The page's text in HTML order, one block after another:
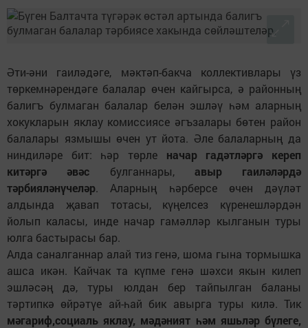
Әти-әни гаиләдәге, мәктәп-бакча коллективлары үз
төркемнәрендәге балалар өчен кайгырса, ә районның
балигъ булмаган балалар белән эшләү һәм аларның
хокукларын яклау комиссиясе әгъзалары бөтен район
балалары язмышы өчен ут йота. Әле балаларның да
ниндиләре бит: һәр төрле начар гадәтләргә кереп
китәргә әвәс булганнары, авыр гаиләләрдә
тәрбияләнүчеләр. Аларның һәрберсе өчен дәүләт
алдында җавап тотасы, күңелсез күренешләрдән
йолып каласы, инде начар гамәлләр кылганын туры
юлга бастырасы бар.
Алда саналганнар алай тиз генә, шома гына тормышка
ашса икән. Кайчак та күпме генә шәхси якын килеп
эшләсәң дә, туры юлдан бер тайпылган баланы
тәртипкә өйрәтүе ай-һай бик авырга туры килә. Тик
мәгариф,социаль яклау, мәдәният һәм яшьләр бүлеге,